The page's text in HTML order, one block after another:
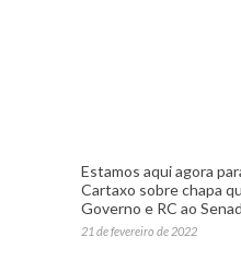
Estamos aqui agora
Cartaxo sobre chapa
Governo e RC ao
21 de fevereiro de 2022